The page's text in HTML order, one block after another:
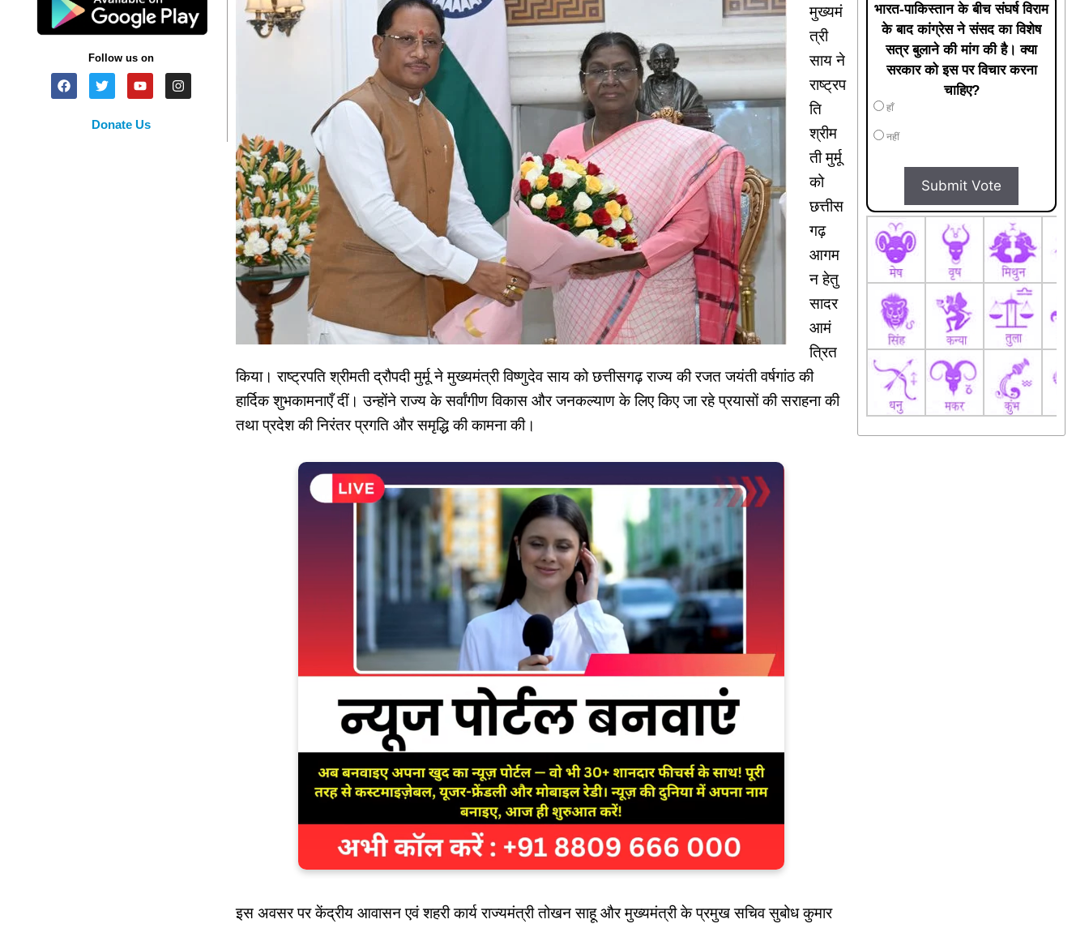
Follow us on
Donate Us
मुख्यमं
त्री
साय ने
राष्ट्रप
ति
श्रीम
ती मुर्मू
को
छत्तीस
गढ़
आगम
न हेतु
सादर
आमं
त्रित
किया। राष्ट्रपति श्रीमती द्रौपदी मुर्मू ने मुख्यमंत्री विष्णुदेव साय को छत्तीसगढ़ राज्य की रजत जयंती वर्षगांठ की
हार्दिक शुभकामनाएँ दीं। उन्होंने राज्य के सर्वांगीण विकास और जनकल्याण के लिए किए जा रहे प्रयासों की सराहना की
तथा प्रदेश की निरंतर प्रगति और समृद्धि की कामना की।
इस अवसर पर केंद्रीय आवासन एवं शहरी कार्य राज्यमंत्री तोखन साहू और मुख्यमंत्री के प्रमुख सचिव सुबोध कुमार
भारत-पाकिस्तान के बीच संघर्ष विराम
के बाद कांग्रेस ने संसद का विशेष
सत्र बुलाने की मांग की है। क्या
सरकार को इस पर विचार करना
चाहिए?
हाँ
नहीं
Submit Vote